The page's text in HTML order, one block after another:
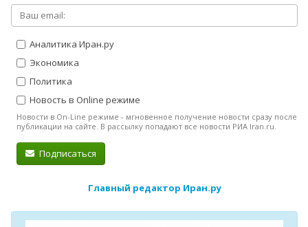
Аналитика Иран.ру
Экономика
Политика
Новость в Online режиме
Новости в On-Line режиме - мгновенное получение новости сразу после
публикации на сайте. В рассылку попадают все новости РИА Iran.ru.
Подписаться
Главный редактор Иран.ру